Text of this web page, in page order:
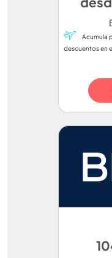
Acumula
descuentos en